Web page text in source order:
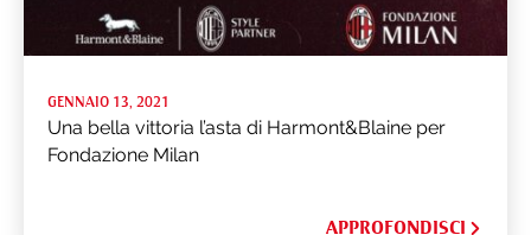
GENNAIO 13, 2021
Una bella vittoria l’asta di Harmont&Blaine per
Fondazione Milan
APPROFONDISCI